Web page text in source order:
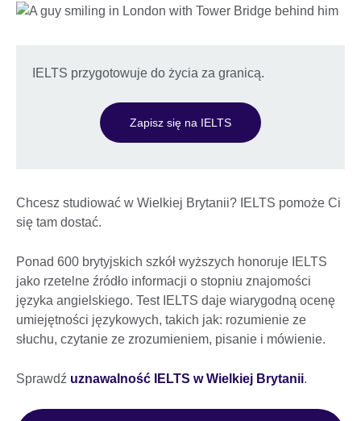
IELTS przygotowuje do życia za granicą.
Zapisz się na IELTS
Chcesz studiować w Wielkiej Brytanii? IELTS pomoże Ci
się tam dostać.
Ponad 600 brytyjskich szkół wyższych honoruje IELTS
jako rzetelne źródło informacji o stopniu znajomości
języka angielskiego. Test IELTS daje wiarygodną ocenę
umiejętności językowych, takich jak: rozumienie ze
słuchu, czytanie ze zrozumieniem, pisanie i mówienie.
Sprawdź uznawalność IELTS w Wielkiej Brytanii.